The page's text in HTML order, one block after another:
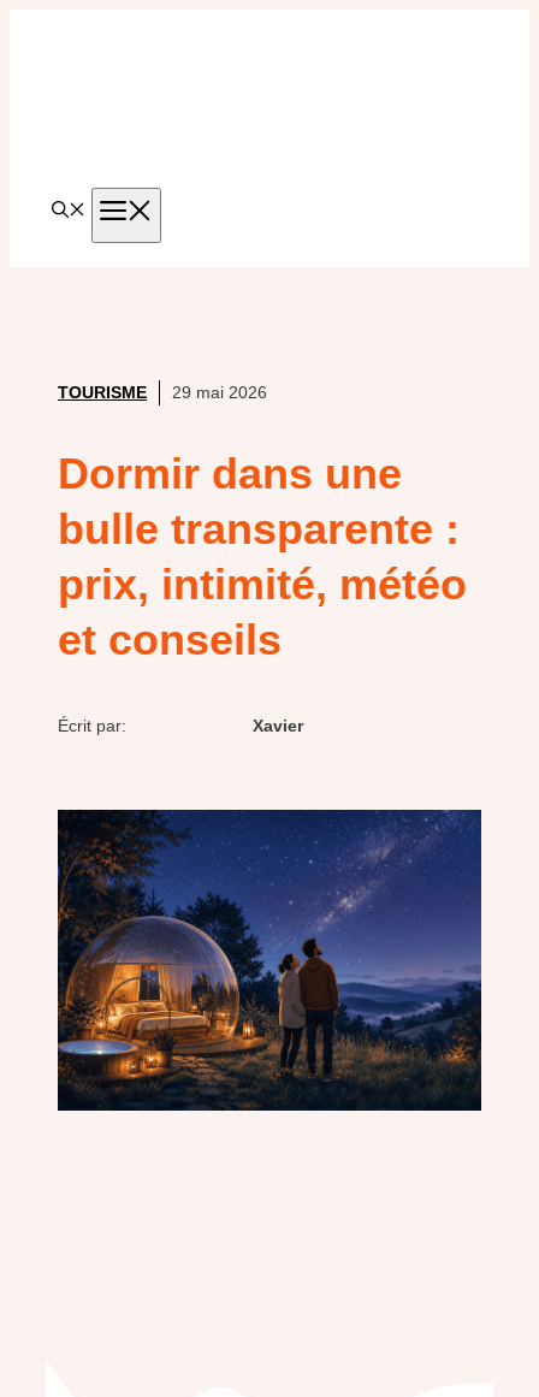
TOURISME 29 mai 2026
Dormir dans une
bulle transparente :
prix, intimité, météo
et conseils
Écrit par: Xavier